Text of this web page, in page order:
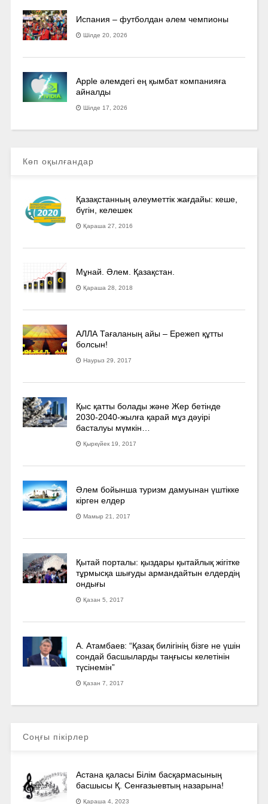
Испания – футболдан әлем чемпионы
Шілде 20, 2026
Apple әлемдегі ең қымбат компанияға
айналды
Шілде 17, 2026
Көп оқылғандар
Қазақстанның әлеуметтік жағдайы: кеше,
бүгін, келешек
Қараша 27, 2016
Мұнай. Әлем. Қазақстан.
Қараша 28, 2018
АЛЛА Тағаланың айы – Ережеп құтты
болсын!
Наурыз 29, 2017
Қыс қатты болады және Жер бетінде
2030-2040­-жылға қарай мұз дәуірі
басталуы мүмкін…
Қыркүйек 19, 2017
Әлем бойынша туризм дамуынан үштікке
кірген елдер
Мамыр 21, 2017
Қытай порталы: қыздары қытайлық жігітке
тұрмысқа шығуды армандайтын елдердің
ондығы
Қазан 5, 2017
А. Атамбаев: “Қазақ билігінің бізге не үшін
сондай басшыларды таңғысы келетінін
түсінемін”
Қазан 7, 2017
Соңғы пікірлер
Астана қаласы Білім басқармасының
басшысы Қ. Сенғазыевтың назарына!
Қараша 4, 2023